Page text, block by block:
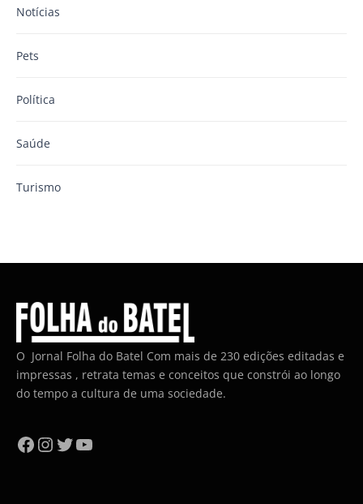
Notícias
Pets
Política
Saúde
Turismo
O Jornal Folha do Batel Com mais de 230 edições editadas e
impressas , retrata temas e conceitos que constrói ao longo
do tempo a cultura de uma sociedade.
Facebook
Instagram
Twitter
YouTube